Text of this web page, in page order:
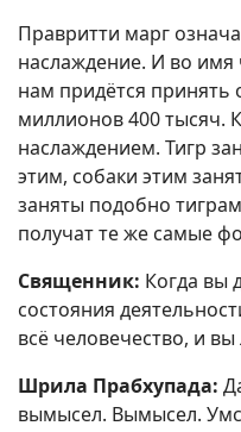
Правритти марг
наслаждение. И во имя
нам придётся принять
миллионов 400 тысяч.
наслаждением. Тигр
этим, собаки этим
заняты подобно
получат те же самые
Священник: Когда вы
состояния
всё человечество, и
Шрила Прабхупада:
вымысел. Вымысел.